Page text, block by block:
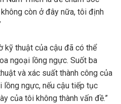
còn ở đây nữa, tôi định
kỹ thuật của cậu đã có thể
ngoại lồng ngực. Suốt ba
và xác suất thành công của
lồng ngực, nếu cậu tiếp tục
của tôi không thành vấn đề.”